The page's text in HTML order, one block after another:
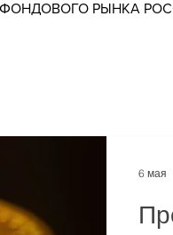
РЫНКА
6 мая